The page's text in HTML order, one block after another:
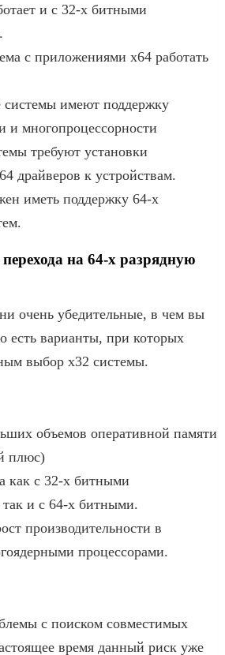
и с 32-х битными
с приложениями x64 работать
системы имеют поддержку
и многопроцессорности
требуют установки
драйверов к устройствам.
иметь поддержку 64-х
на 64-х разрядную
очень убедительные, в чем вы
есть варианты, при которых
выбор x32 системы.
объемов оперативной памяти
плюс)
как с 32-х битными
и с 64-х битными.
производительности в
процессорами.
с поиском совместимых
время данный риск уже